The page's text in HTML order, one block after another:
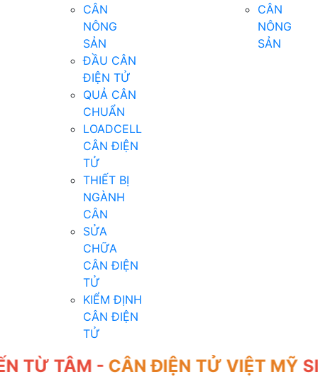
CÂN
NÔNG
SẢN
ĐẦU CÂN
ĐIỆN TỬ
QUẢ CÂN
CHUẨN
LOADCELL
CÂN ĐIỆN
TỬ
THIẾT BỊ
NGÀNH
CÂN
SỬA
CHỮA
CÂN ĐIỆN
TỬ
KIỂM ĐỊNH
CÂN ĐIỆN
TỬ
CÂN
NÔNG
SẢN
-CÂN ĐIỆN TỬ VIỆT MỸ SINCE